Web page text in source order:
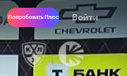
Попробовать Плюс Войти